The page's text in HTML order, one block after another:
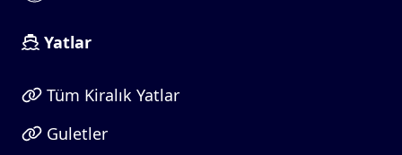
Yatlar
Tüm Kiralık Yatlar
Guletler